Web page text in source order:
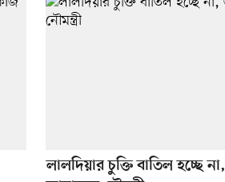
লালদিয়ার চুক্তি বাতিল হচ্ছে না,